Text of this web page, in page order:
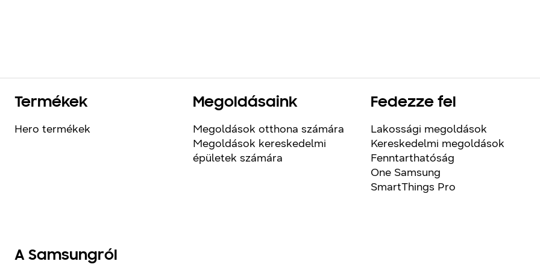
Termékek
Hero termékek
Megoldásaink
Megoldások otthona számára
Megoldások kereskedelmi
épületek számára
Fedezze fel
Lakossági megoldások
Kereskedelmi megoldások
Fenntarthatóság
One Samsung
SmartThings Pro
A Samsungról